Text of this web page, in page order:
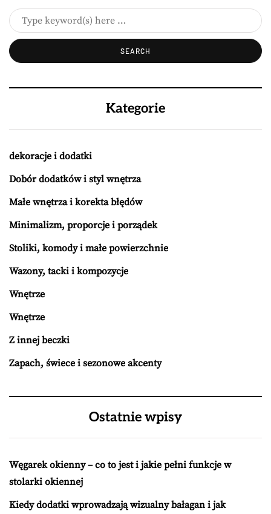
Kategorie
dekoracje i dodatki
Dobór dodatków i styl wnętrza
Małe wnętrza i korekta błędów
Minimalizm, proporcje i porządek
Stoliki, komody i małe powierzchnie
Wazony, tacki i kompozycje
Wnętrze
Wnętrze
Z innej beczki
Zapach, świece i sezonowe akcenty
Ostatnie wpisy
Węgarek okienny – co to jest i jakie pełni funkcje w
stolarki okiennej
Kiedy dodatki wprowadzają wizualny bałagan i jak